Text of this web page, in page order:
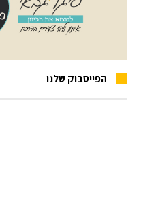
הפייסבוק שלנו